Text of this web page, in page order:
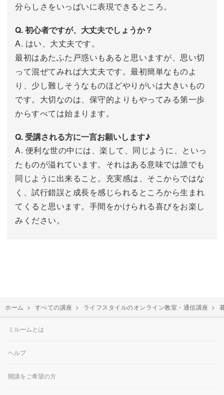
分らしさをいっぱいに表現できるところ。
Q. 初心者ですが、大丈夫でしょうか？
A. はい、大丈夫です。
最初はあたふた戸惑いもあると思いますが、思い切
って混ぜてみれば大丈夫です。最初簡単なものよ
り、少し難しそうなものほどやりがいは大きいもの
です。大切なのは、保守的よりもやってみる第一歩
からすべては始まります。
Q. 受講される方に一言お願いします♪
A. 便利な世の中には、楽して、同じように、といっ
たものが溢れています。それはある意味では誰でも
同じように出来ること。充実感は、そこからではな
く、試行錯誤と成長を感じられるところから生まれ
てくると思います。手間をかけられる喜びをお楽し
みください。
ホーム > すべての講座 > ライフスタイルのオンライン教室・通信講座 >
ミルームとは
ヘルプ
開講をご希望の方